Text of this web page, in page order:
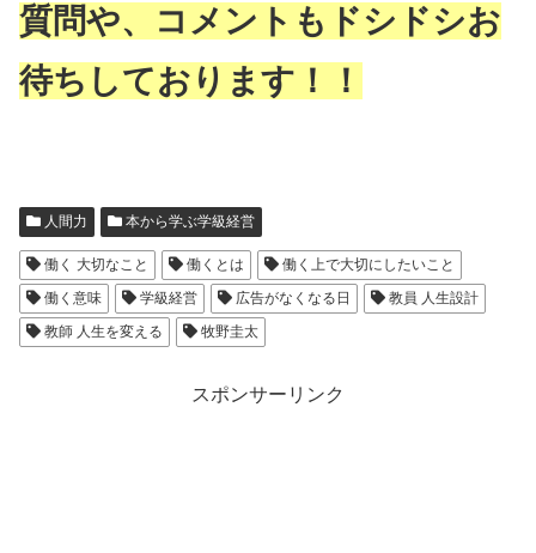
質問や、コメントもドシドシお
待ちしております！！
人間力 本から学ぶ学級経営
働く 大切なこと 働くとは
働く上で大切にしたいこと
働く意味
学級経営 広告がなくなる日
教員 人生設計
教師 人生を変える
牧野圭太
スポンサーリンク